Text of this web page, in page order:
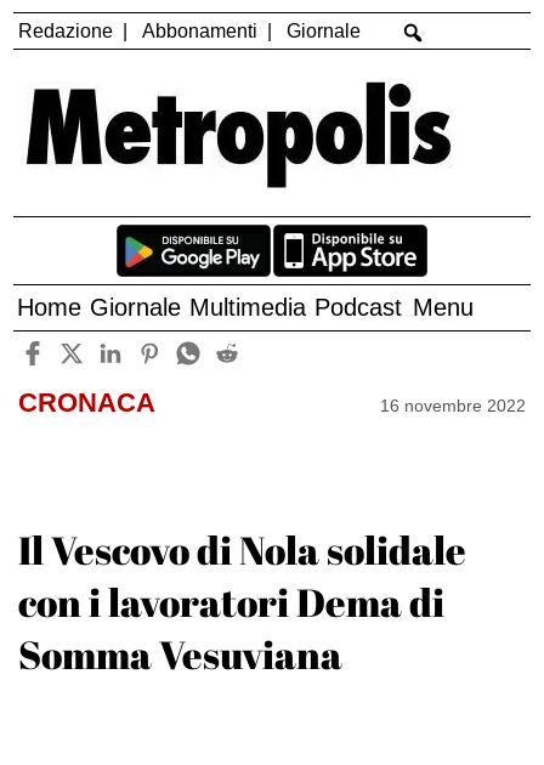
Redazione Abbonamenti Giornale
Home Giornale Multimedia Podcast Menu
CRONACA 16 novembre 2022
Il Vescovo di Nola solidale
con i lavoratori Dema di
Somma Vesuviana